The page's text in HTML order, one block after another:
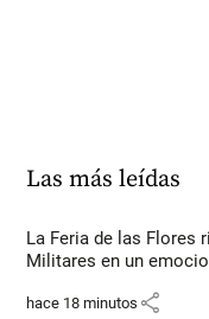
Las más leídas
La Feria de las Flores
Militares en un
hace 18 minutos share